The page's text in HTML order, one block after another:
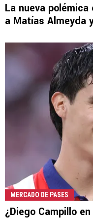
La nueva
a Matías Almeyda
MERCADO DE PASES
¿Diego Campillo